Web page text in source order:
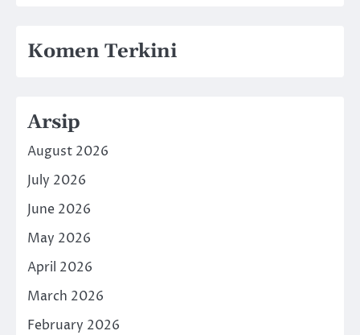
Komen Terkini
Arsip
August 2026
July 2026
June 2026
May 2026
April 2026
March 2026
February 2026